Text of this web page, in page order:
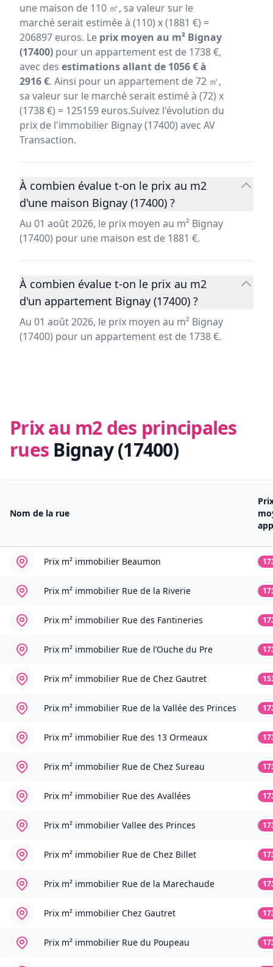
une maison de 110 ㎡, sa valeur sur le
marché serait estimée à (110) x (1881 €) =
206897 euros. Le prix moyen au m² Bignay
(17400) pour un appartement est de 1738 €,
avec des estimations allant de 1056 € à
2916 €. Ainsi pour un appartement de 72 ㎡,
sa valeur sur le marché serait estimé à (72) x
(1738 €) = 125159 euros.Suivez l'évolution du
prix de l'immobilier Bignay (17400) avec AV
Transaction.
À combien évalue t-on le prix au m2
d'une maison Bignay (17400) ?
Au 01 août 2026, le prix moyen au m² Bignay
(17400) pour une maison est de 1881 €.
À combien évalue t-on le prix au m2
d'un appartement Bignay (17400) ?
Au 01 août 2026, le prix moyen au m² Bignay
(17400) pour un appartement est de 1738 €.
Prix au m2 des principales
rues Bignay (17400)
Nom de la rue
Prix m² immobilier Beaumon
Prix m² immobilier Rue de la Riverie
Prix m² immobilier Rue des Fantineries
Prix m² immobilier Rue de l’Ouche du Pre
Prix m² immobilier Rue de Chez Gautret
Prix m² immobilier Rue de la Vallée des Princes
Prix m² immobilier Rue des 13 Ormeaux
Prix m² immobilier Rue de Chez Sureau
Prix m² immobilier Rue des Avallées
Prix m² immobilier Vallee des Princes
Prix m² immobilier Rue de Chez Billet
Prix m² immobilier Rue de la Marechaude
Prix m² immobilier Chez Gautret
Prix m² immobilier Rue du Poupeau